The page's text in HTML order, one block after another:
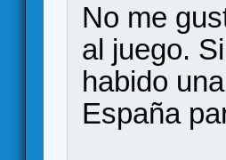
No me
al juego.
habido
España